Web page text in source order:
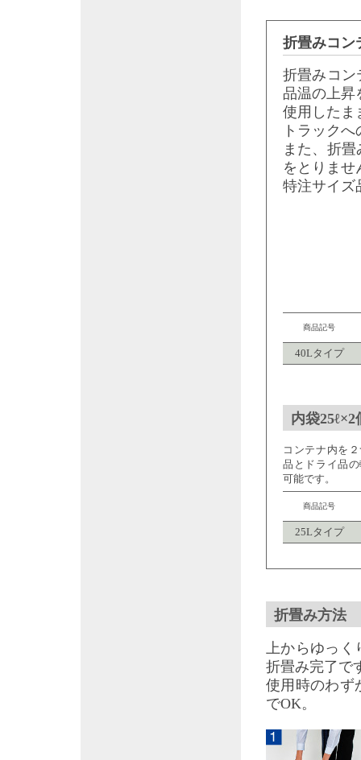
折畳みコン
折畳みコン
品温の上昇
使用したま
トラック
また、折
をとりませ
特注サイズ
商品記号
40Lタイプ
内袋25ℓ×2
コンテナ内を
品とドライ品
可能です。
商品記号
25Lタイプ
折畳み方法
上からゆっ
折畳み完了で
使用時のわず
でOK。